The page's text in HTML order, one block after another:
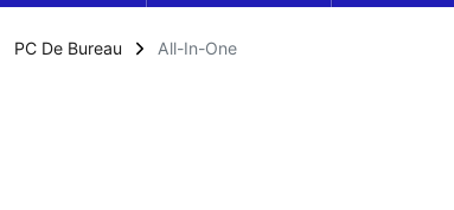
PC De Bureau All-In-One